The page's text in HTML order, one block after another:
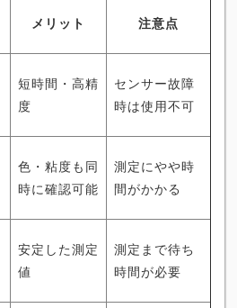
メリット 注意点
短時間・高精
度
センサー故障
時は使用不可
色・粘度も同
時に確認可能
測定にやや時
間がかかる
安定した測定
値
測定まで待ち
時間が必要